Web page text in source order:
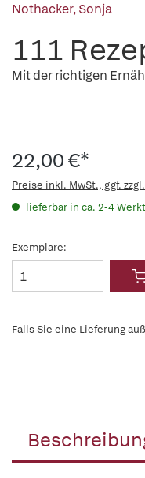
Nothacker, Sonja
111
Mit der richtigen
22,00 €*
Preise inkl. MwSt., ggf.
lieferbar in ca. 2-4
Exemplare:
Falls Sie eine Lieferung